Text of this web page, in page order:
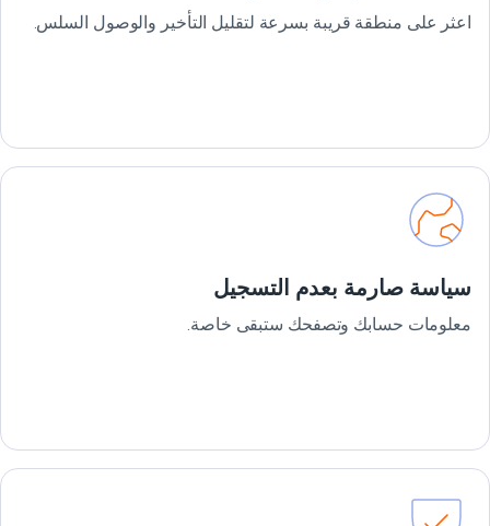
اعثر على منطقة قريبة بسرعة لتقليل التأخير والوصول السلس.
سياسة صارمة بعدم التسجيل
معلومات حسابك وتصفحك ستبقى خاصة.